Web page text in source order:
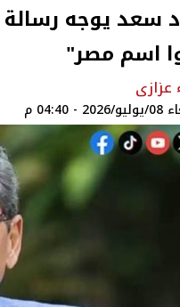
سعد يوجه رسالة
اسم مصر"
عزازى
م